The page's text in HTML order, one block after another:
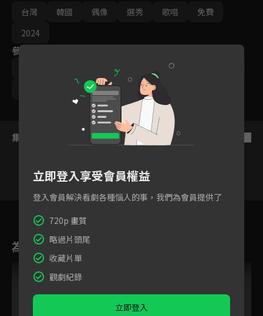
像男團。
台灣
韓國 偶像 選秀 歌唱
免費
2024
參與演員
婁峻碩
崔容俊
集數列表
為您推薦
立即登入享受會員權益
登入會員解決看劇各種惱人的事，我們為會員提供了
720p 畫質
略過片頭尾
收藏片單
觀劇紀錄
立即登入